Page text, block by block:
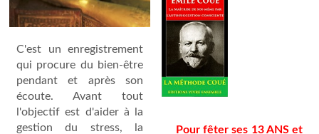
C'est un enregistrement
qui procure du bien-être
pendant et après son
écoute. Avant tout
l'objectif est d'aider à la
gestion du stress, la
Pour fêter ses 13 ANS et